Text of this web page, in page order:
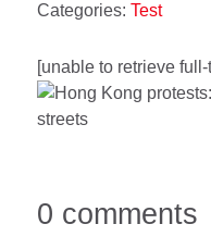
Categories: Test
[unable to retrieve full-
0 comments